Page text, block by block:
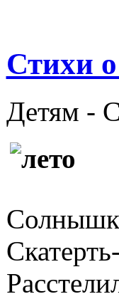
Стихи о
Детям -